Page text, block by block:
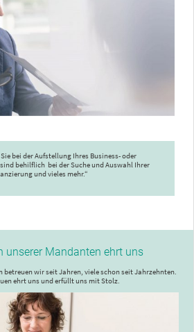
bei der Aufstellung Ihres Business- oder
behilflich bei der Suche und Auswahl Ihrer
und vieles mehr.“
unsererMandanten ehrt uns
betreuen wir seit Jahren, viele schon seit Jahrzehnten.
ehrt uns und erfüllt uns mit Stolz.